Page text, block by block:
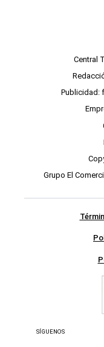
Central
Publicidad:
Grupo El
SÍGUENOS